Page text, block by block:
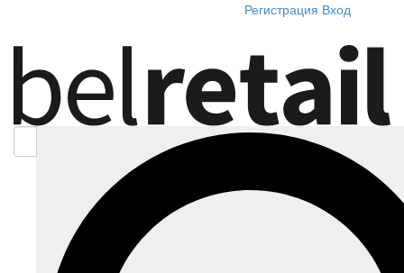
Регистрация Вход